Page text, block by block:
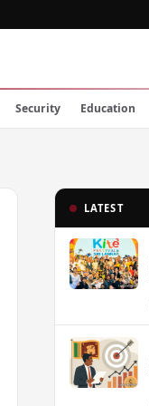
Security Education
LATEST